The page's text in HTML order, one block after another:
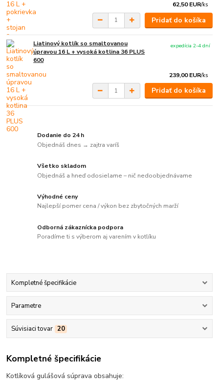
62,50 EUR/ks
Pridať do košíka
Liatinový kotlík so smaltovanou
úpravou 16 L + vysoká kotlina 36 PLUS
600
239,00 EUR/ks
expedícia 2-4 dní
Pridať do košíka
Dodanie do 24 h
Objednáš dnes → zajtra varíš
Všetko skladom
Objednáš a hneď odosielame – nič nedoobjednávame
Výhodné ceny
Najlepší pomer cena / výkon bez zbytočných marží
Odborná zákaznícka podpora
Poradíme ti s výberom aj varením v kotlíku
Kompletné špecifikácie
Parametre
Súvisiaci tovar 20
Kompletné špecifikácie
Kotlíková gulášová súprava obsahuje: